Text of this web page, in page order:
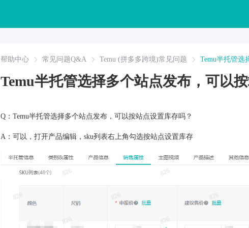
帮助中心 常见问题Q&A Temu (拼多多跨境)常见问题 Temu半托管选
Temu半托管选择多个站点发布，可以
Q：Temu半托管选择多个站点发布，可以按站点设置库存吗？
A：可以，打开产品编辑，sku列表右上角勾选按站点设置库存